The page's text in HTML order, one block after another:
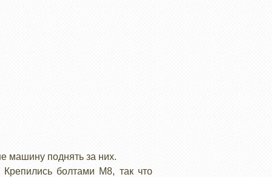
машину поднять за них.
болтами М8, так что